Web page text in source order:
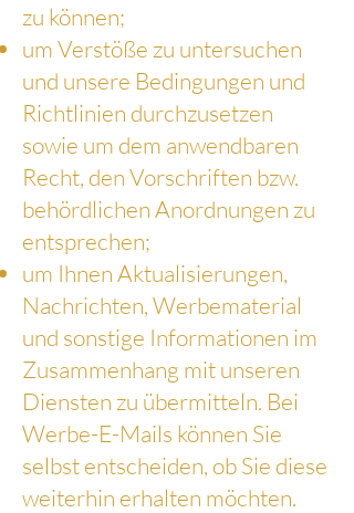
zu können;
um Verstöße zu untersuchen
und unsere Bedingungen und
Richtlinien durchzusetzen
sowie um dem anwendbaren
Recht, den Vorschriften bzw.
behördlichen Anordnungen zu
entsprechen;
um Ihnen Aktualisierungen,
Nachrichten, Werbematerial
und sonstige Informationen im
Zusammenhang mit unseren
Diensten zu übermitteln. Bei
Werbe-E-Mails können Sie
selbst entscheiden, ob Sie diese
weiterhin erhalten möchten.